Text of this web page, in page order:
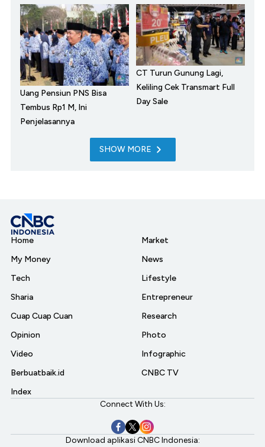
Uang Pensiun PNS Bisa
Tembus Rp1 M, Ini
Penjelasannya
CT Turun Gunung Lagi,
Keliling Cek Transmart Full
Day Sale
SHOW MORE
Home
My Money
Tech
Sharia
Cuap Cuap Cuan
Opinion
Video
Berbuatbaik.id
Index
Market
News
Lifestyle
Entrepreneur
Research
Photo
Infographic
CNBC TV
Connect With Us:
Download aplikasi CNBC Indonesia: